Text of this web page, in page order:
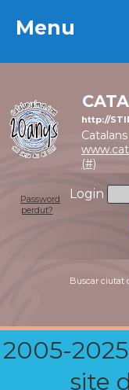
Menu
http://
(#)
Login
Password
perdut?
Buscar ciutat
2005-
site
Menu